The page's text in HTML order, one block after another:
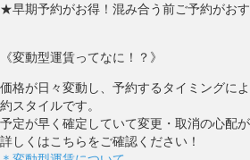
★早期予約がお得！混み合う前ご予約がおす
《変動型運賃ってなに！？》
価格が日々変動し、予約するタイミングに
約スタイルです。
予定が早く確定していて変更・取消の心配
詳しくはこちらをご確認ください！